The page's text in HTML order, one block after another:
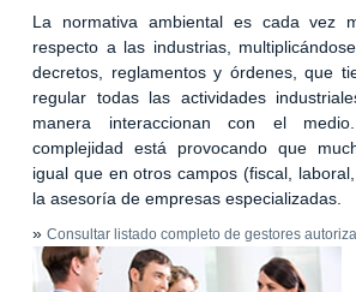
La normativa ambiental es cada vez
respecto a las industrias,
decretos, reglamentos y órdenes, que
regular todas las actividades
manera interaccionan con el
complejidad está provocando que
igual que en otros campos (fiscal,
la asesoría de empresas especializadas.
» Consultar listado completo de gestores